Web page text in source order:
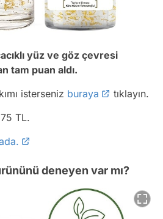
yüz ve göz çevresi
tam puan aldı.
isterseniz buraya
tıklayın.
TL.
deneyen var mı?